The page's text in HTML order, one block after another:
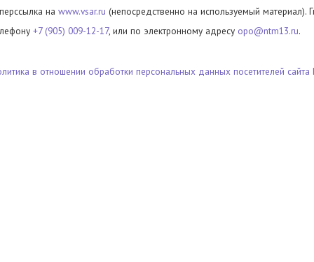
на www.vsar.ru (непосредственно на используемый материал).
+7 (905) 009-12-17, или по электронному адресу opo@ntm13.ru.
в отношении обработки персональных данных посетителей